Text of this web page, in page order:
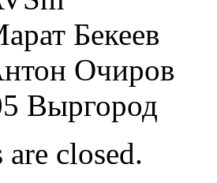
Бекеев
Очиров
Выргород
closed.